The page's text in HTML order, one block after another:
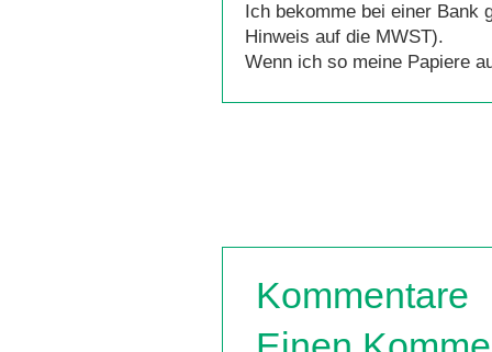
Ich bekomme bei einer Bank
Hinweis auf die MWST).
Wenn ich so meine Papiere
Kommentare